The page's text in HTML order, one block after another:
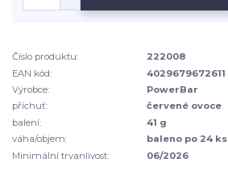
Číslo produktu:
222008
EAN kód:
4029679672611
Výrobce:
PowerBar
příchuť:
červené ovoce
balení:
41 g
váha/objem:
baleno po 24 ks
Minimální trvanlivost:
06/2026